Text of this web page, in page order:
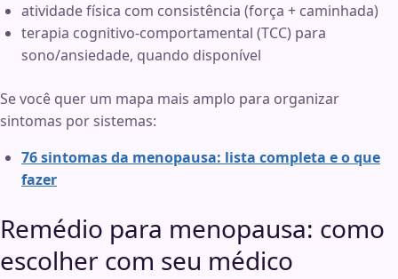
atividade física com consistência (força + caminhada)
terapia cognitivo-comportamental (TCC) para
sono/ansiedade, quando disponível
Se você quer um mapa mais amplo para organizar
sintomas por sistemas:
76 sintomas da menopausa: lista completa e o que
fazer
Remédio para menopausa: como
escolher com seu médico